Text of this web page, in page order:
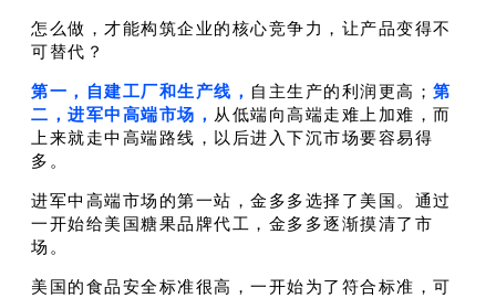
怎么做，才能构筑企业的核心竞争力，让产品变得不
可替代？
第一，自建工厂和生产线， 自主生产的利润更高； 第
二，进军中高端市场， 从低端向高端走难上加难，而
上来就走中高端路线，以后进入下沉市场要容易得
多。
进军中高端市场的第一站，金多多选择了美国。通过
一开始给美国糖果品牌代工，金多多逐渐摸清了市
场。
美国的食品安全标准很高，一开始为了符合标准，可